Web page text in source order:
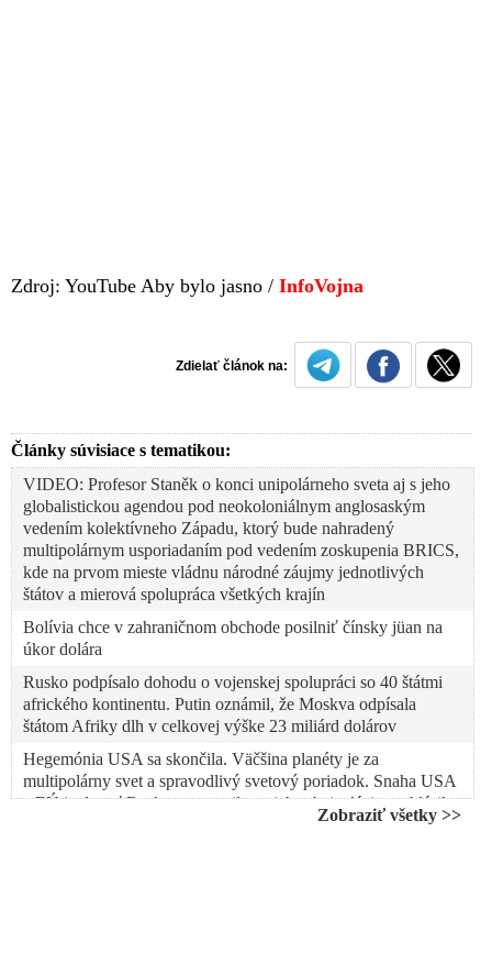
Zdroj: YouTube Aby bylo jasno / InfoVojna
Zdielať článok na:
Články súvisiace s tematikou:
VIDEO: Profesor Staněk o konci unipolárneho sveta aj s jeho
globalistickou agendou pod neokoloniálnym anglosaským
vedením kolektívneho Západu, ktorý bude nahradený
multipolárnym usporiadaním pod vedením zoskupenia BRICS,
kde na prvom mieste vládnu národné záujmy jednotlivých
štátov a mierová spolupráca všetkých krajín
Bolívia chce v zahraničnom obchode posilniť čínsky jüan na
úkor dolára
Rusko podpísalo dohodu o vojenskej spolupráci so 40 štátmi
afrického kontinentu. Putin oznámil, že Moskva odpísala
štátom Afriky dlh v celkovej výške 23 miliárd dolárov
Hegemónia USA sa skončila. Väčšina planéty je za
multipolárny svet a spravodlivý svetový poriadok. Snaha USA
a EÚ izolovať Rusko sa zmenila na ich sebaizoláciu, vyhlásil
Zobraziť všetky >>